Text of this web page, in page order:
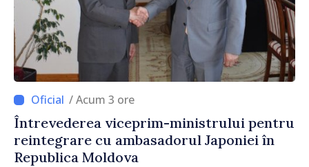
/ Acum 3 ore
Întrevederea viceprim-ministrului pentru
reintegrare cu ambasadorul Japoniei în
Republica Moldova